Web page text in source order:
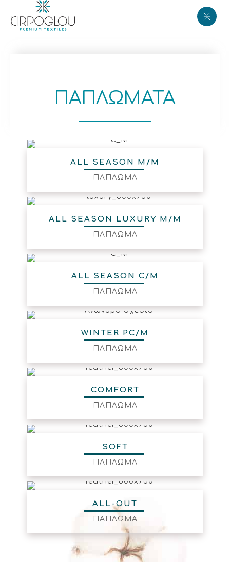
ΠΑΠΛΩΜΑΤΑ
ALL SEASON M/M
ΠΑΠΛΩΜΑ
ALL SEASON LUXURY M/M
ΠΑΠΛΩΜΑ
ALL SEASON C/M
ΠΑΠΛΩΜΑ
WINTER PC/M
ΠΑΠΛΩΜΑ
COMFORT
ΠΑΠΛΩΜΑ
SOFT
ΠΑΠΛΩΜΑ
ALL-OUT
ΠΑΠΛΩΜΑ